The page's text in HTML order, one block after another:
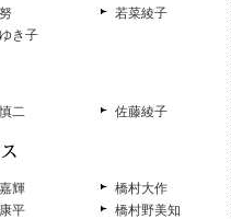
き子
若菜綾子
二 佐藤綾子
輝
平
橋村大作
橋村野美知